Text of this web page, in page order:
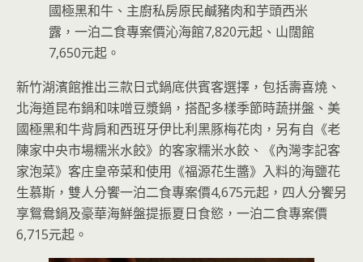
國極黑和牛、主廚私房原民鹹豬肉和芋頭西米
露，一泊二食專案價沁海館7,820元起、山闊館
7,650元起。
新竹湖濱館推出三款日式鍋底供賓客選擇，包括壽喜燒、
北海道昆布鍋和味噌豆漿鍋，搭配多樣季節時蔬拼盤、美
國極黑和牛背肩和西班牙伊比利黑豚梅花肉，另有自《老
陳家中央市場糯米水餃》的客家糯米水餃、《內灣李記客
家泡菜》客庄皇帝菜和使用《福源花生醬》入料的海鹽花
生慕斯，雙人分饗一泊二食專案價4,675元起，四人分饗另
享鴛鴦鍋及豪華海鮮盤提振夏日食慾，一泊二食專案價
6,715元起。